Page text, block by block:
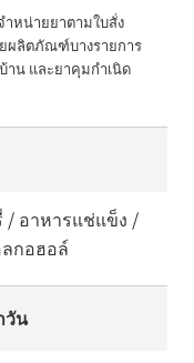
หน่ายยาตามใบสั่ง
ผลิตภัณฑ์บางรายการ
าน และยาคุมกำเนิด
/ อาหารแช่แข็ง /
กอฮอล์
วัน